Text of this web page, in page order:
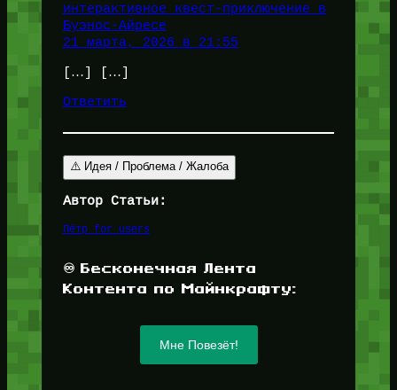
интерактивное квест-приключение в
Буэнос-Айресе
21 марта, 2026 в 21:55
[…] […]
Ответить
⚠️ Идея / Проблема / Жалоба
Автор Статьи:
Пётр for_users
♾️ Бесконечная Лента
Контента по Майнкрафту:
Мне Повезёт!